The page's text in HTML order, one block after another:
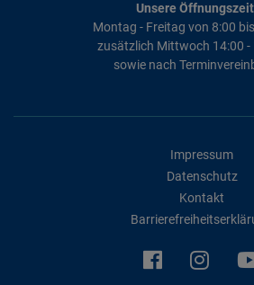
Unsere
Montag - Freitag von 8:00
zusätzlich Mittwoch 14:00 -
sowie nach
Impressum
Datenschutz
Kontakt